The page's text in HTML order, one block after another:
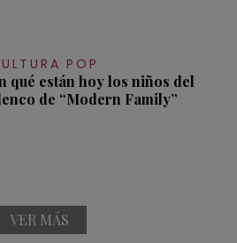
POP
qué están hoy los niños del
de “Modern Family”
VER MÁS